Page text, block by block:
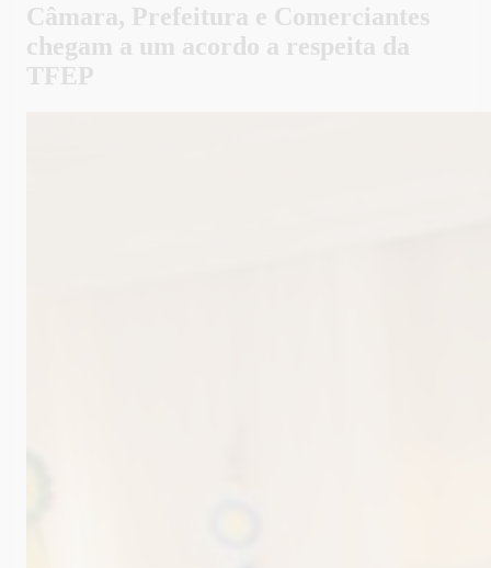
Câmara, Prefeitura e Comerciantes
chegam a um acordo a respeita da
TFEP